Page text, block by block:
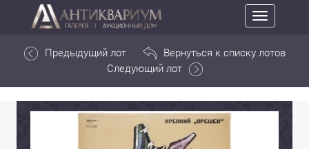
Toggle
navigation
Предыдущий лот
Вернуться к списку лотов
Следующий лот